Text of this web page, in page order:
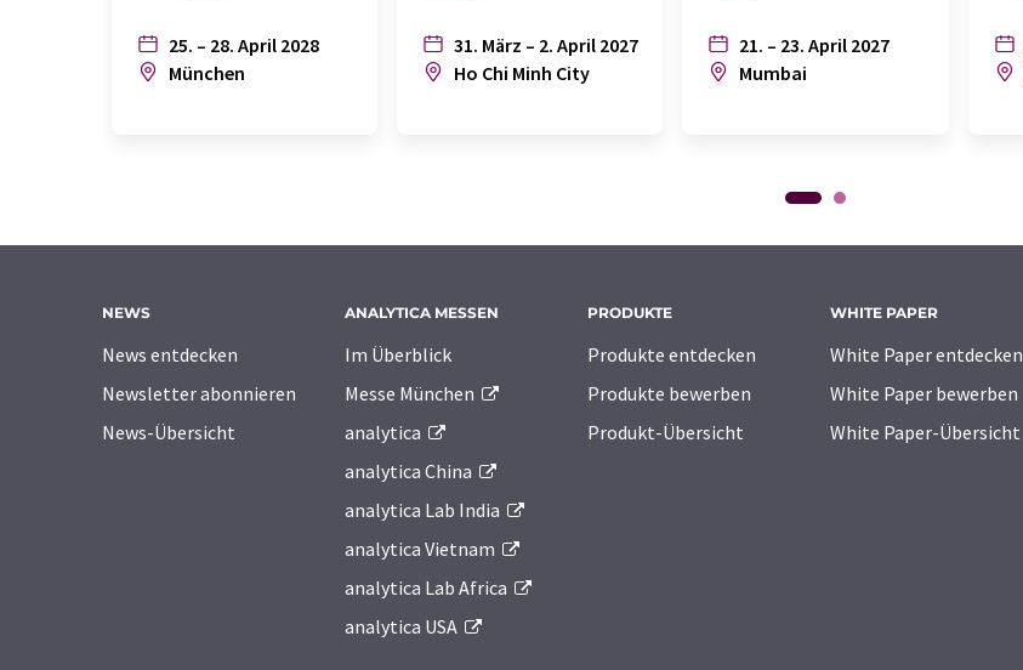
25. – 28. April 2028
München
31. März – 2. April 2027
Ho Chi Minh City
21. – 23. April 2027
Mumbai
NEWS
News entdecken
Newsletter abonnieren
News-Übersicht
ANALYTICA MESSEN
Im Überblick
Messe München
analytica
analytica China
analytica Lab India
analytica Vietnam
analytica Lab Africa
analytica USA
PRODUKTE
Produkte entdecken
Produkte bewerben
Produkt-Übersicht
WHITE PAPER
White Paper entdecken
White Paper bewerben
White Paper-Übersicht